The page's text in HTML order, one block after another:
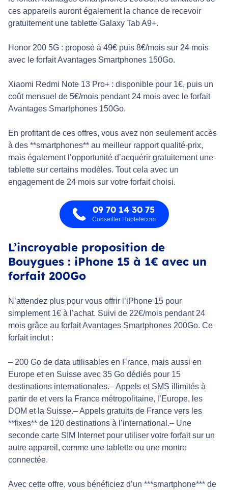
ces appareils auront également la chance de recevoir
gratuitement une tablette Galaxy Tab A9+.
Honor 200 5G : proposé à 49€ puis 8€/mois sur 24 mois
avec le forfait Avantages Smartphones 150Go.
Xiaomi Redmi Note 13 Pro+ : disponible pour 1€, puis un
coût mensuel de 5€/mois pendant 24 mois avec le forfait
Avantages Smartphones 150Go.
En profitant de ces offres, vous avez non seulement accès
à des **smartphones** au meilleur rapport qualité-prix,
mais également l’opportunité d’acquérir gratuitement une
tablette sur certains modèles. Tout cela avec un
engagement de 24 mois sur votre forfait choisi.
09 70 14 30 75
Conseiller Hoptelecom
L’incroyable proposition de
Bouygues : iPhone 15 à 1€ avec un
forfait 200Go
N’attendez plus pour vous offrir l’iPhone 15 pour
simplement 1€ à l’achat. Suivi de 22€/mois pendant 24
mois grâce au forfait Avantages Smartphones 200Go. Ce
forfait inclut :
– 200 Go de data utilisables en France, mais aussi en
Europe et en Suisse avec 35 Go dédiés pour 15
destinations internationales.– Appels et SMS illimités à
partir de et vers la France métropolitaine, l’Europe, les
DOM et la Suisse.– Appels gratuits de France vers les
**fixes** de 120 destinations à l’international.– Une
seconde carte SIM Internet pour utiliser votre forfait sur un
autre appareil, comme une tablette ou une montre
connectée.
Avec cette offre, vous bénéficiez d’un ***smartphone*** de